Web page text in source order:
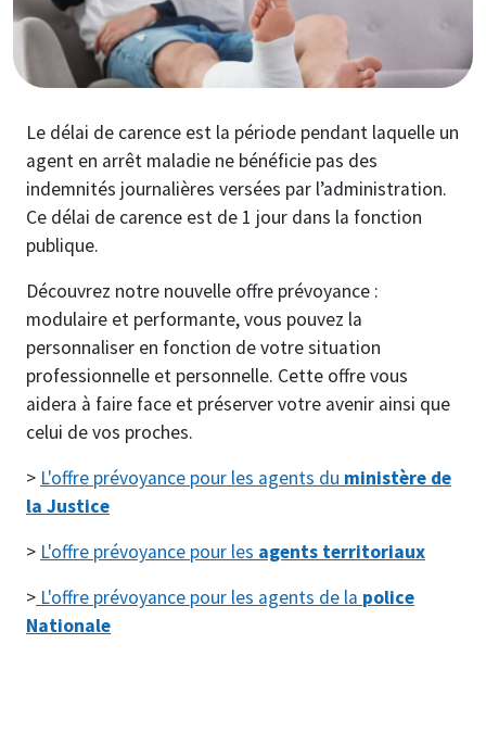
Le délai de carence est la période pendant laquelle un
agent en arrêt maladie ne bénéficie pas des
indemnités journalières versées par l’administration.
Ce délai de carence est de 1 jour dans la fonction
publique.
Découvrez notre nouvelle offre prévoyance :
modulaire et performante, vous pouvez la
personnaliser en fonction de votre situation
professionnelle et personnelle. Cette offre vous
aidera à faire face et préserver votre avenir ainsi que
celui de vos proches.
> L'offre prévoyance pour les agents du ministère de
la Justice
> L'offre prévoyance pour les agents territoriaux
> L'offre prévoyance pour les agents de la police
Nationale